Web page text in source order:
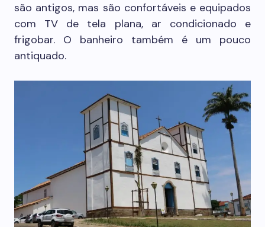
são antigos, mas são confortáveis e equipados
com TV de tela plana, ar condicionado e
frigobar. O banheiro também é um pouco
antiquado.